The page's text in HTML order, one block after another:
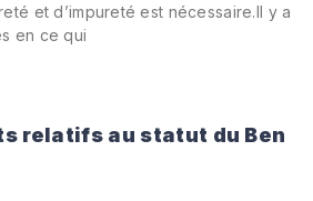
et d’impureté est nécessaire.Il y a
en ce qui
relatifs au statut du Ben